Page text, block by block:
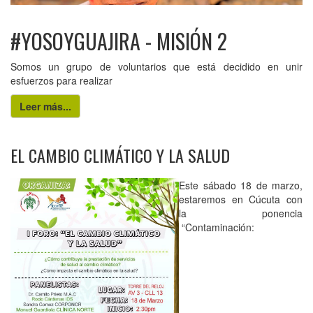
#YOSOYGUAJIRA - MISIÓN 2
Somos un grupo de voluntarios que está decidido en unir
esfuerzos para realizar
Leer más...
EL CAMBIO CLIMÁTICO Y LA SALUD
Este sábado 18 de marzo,
estaremos en Cúcuta con
la ponencia
“Contaminación: